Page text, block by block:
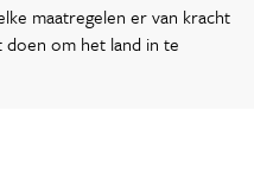
maatregelen er van kracht
om het land in te